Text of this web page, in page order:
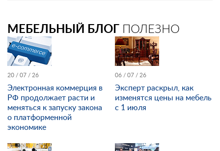
МЕБЕЛЬНЫЙ БЛОГ ПОЛЕЗНО
20 / 07 / 26
Электронная коммерция в
РФ продолжает расти и
меняться к запуску закона
о платформенной
экономике
06 / 07 / 26
Эксперт раскрыл, как
изменятся цены на мебель
с 1 июля